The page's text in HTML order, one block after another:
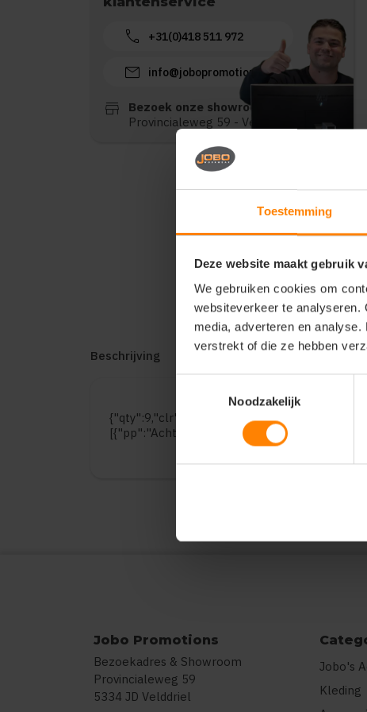
Toestemming
Deze website maakt gebruik
We gebruiken cookies om
websiteverkeer te analyseren.
media, adverteren en
verstrekt of die ze hebben
Noodzakelijk
call +31(0)418 511 972
mail info@jobopromotions.nl
store
Bezoek onze showroom:
Provincialeweg 59 - Velddriel
Beschrijving
Jobo Promotions
Bezoekadres & Showroom
Provincialeweg 59
5334 JD Velddriel
Jobo's
Kleding